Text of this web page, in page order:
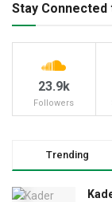
Stay
23.9k
Followers
Trending